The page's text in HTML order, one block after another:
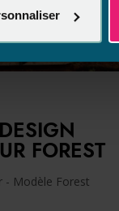
FOREST
- Modèle Forest